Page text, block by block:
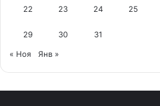
22 23 24 25
29 30 31
« Ноя Янв »